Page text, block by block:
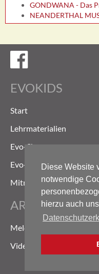
Diese Website
notwendige
hierzu auch
GONDWANA - Das
NEANDERTHAL
EVOKIDS
Start
Lehrmaterialien
Evo-Shop
Evo-Weg
Mitmachen
ARCHIV
Meldungen
Videoarchiv